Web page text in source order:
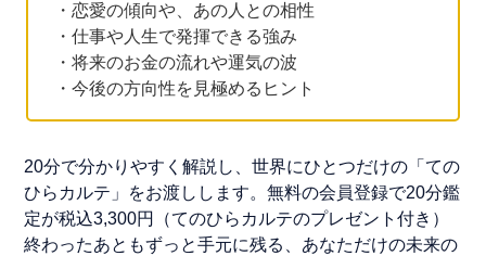
・恋愛の傾向や、あの人との相性
・仕事や人生で発揮できる強み
・将来のお金の流れや運気の波
・今後の方向性を見極めるヒント
20分で分かりやすく解説し、世界にひとつだけの「ての
ひらカルテ」をお渡しします。無料の会員登録で20分鑑
定が税込3,300円（てのひらカルテのプレゼント付き）
終わったあともずっと手元に残る、あなただけの未来の